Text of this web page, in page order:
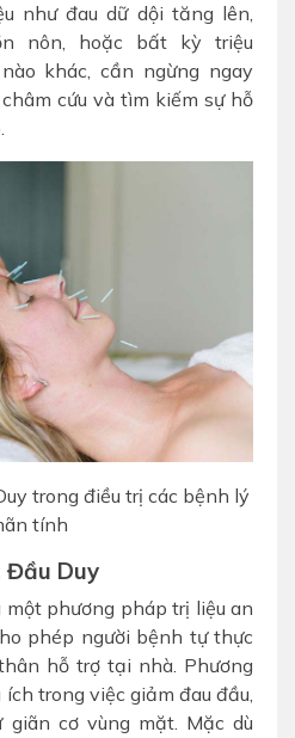
như đau dữ dội tăng lên,
nôn, hoặc bất kỳ triệu
khác, cần ngừng ngay
cứu và tìm kiếm sự hỗ
trong điều trị các bệnh lý
tính
Đầu Duy
phương pháp trị liệu an
phép người bệnh tự thực
hỗ trợ tại nhà. Phương
trong việc giảm đau đầu,
cơ vùng mặt. Mặc dù